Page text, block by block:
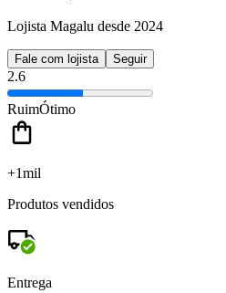
Lojista Magalu desde 2024
Fale com lojista Seguir
2.6
RuimÓtimo
+1mil
Produtos vendidos
Entrega